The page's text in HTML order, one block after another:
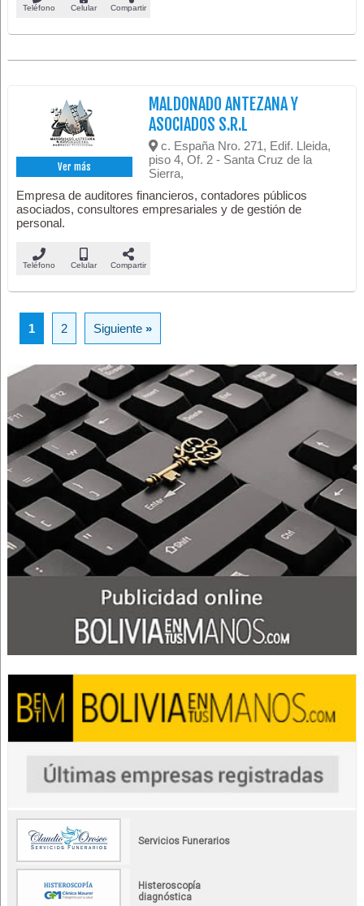
Teléfono Celular Compartir
Ver más
MALDONADO ANTEZANA Y
ASOCIADOS S.R.L
c. España Nro. 271, Edif. Lleida,
piso 4, Of. 2 - Santa Cruz de la
Sierra,
Empresa de auditores financieros, contadores públicos
asociados, consultores empresariales y de gestión de
personal.
Teléfono Celular Compartir
1 2 Siguiente»
Servicios Funerarios
Histeroscopía
diagnóstica